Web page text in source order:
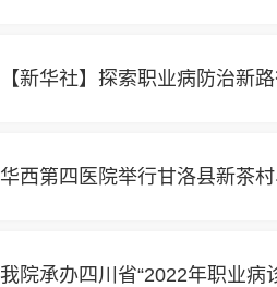
【新华社】探索职业病防治新
华西第四医院举行甘洛县新茶
我院承办四川省“2022年职业病